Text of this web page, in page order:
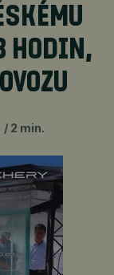
HODIN,
2 min.